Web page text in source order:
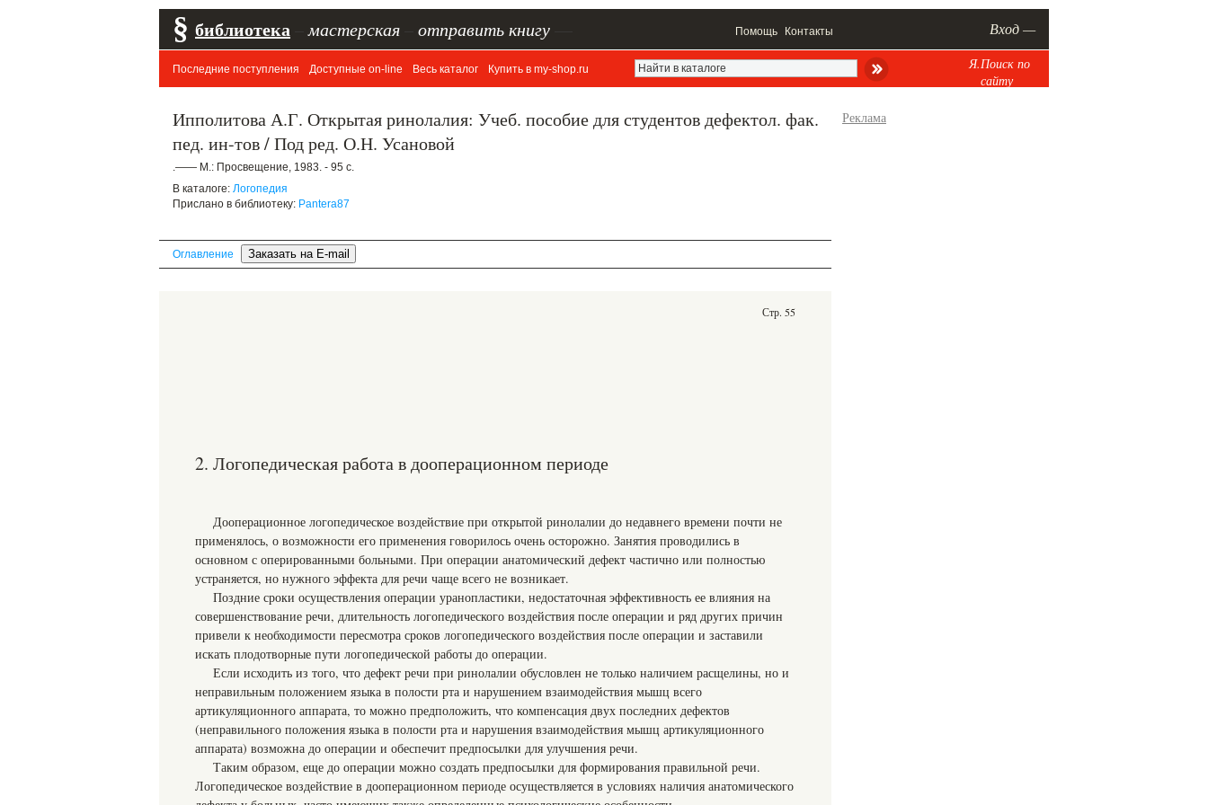
§ библиотека мастерская отправить книгу Помощь Контакты Вход —
Последние поступления Доступные on-line Весь каталог Купить в my-shop.ru
Я.Поиск по
сайту
Ипполитова А.Г. Открытая ринолалия: Учеб. пособие для студентов дефектол. фак.
пед. ин-тов / Под ред. О.Н. Усановой
.—— М.: Просвещение, 1983. - 95 с.
В каталоге: Логопедия
Прислано в библиотеку: Pantera87
Оглавление
Стр. 55
2. Логопедическая работа в дооперационном периоде
Дооперационное логопедическое воздействие при открытой ринолалии до недавнего времени почти не
применялось, о возможности его применения говорилось очень осторожно. Занятия проводились в
основном с оперированными больными. При операции анатомический дефект частично или полностью
устраняется, но нужного эффекта для речи чаще всего не возникает.
Поздние сроки осуществления операции уранопластики, недостаточная эффективность ее влияния на
совершенствование речи, длительность логопедического воздействия после операции и ряд других причин
привели к необходимости пересмотра сроков логопедического воздействия после операции и заставили
искать плодотворные пути логопедической работы до операции.
Если исходить из того, что дефект речи при ринолалии обусловлен не только наличием расщелины, но и
неправильным положением языка в полости рта и нарушением взаимодействия мышц всего
артикуляционного аппарата, то можно предположить, что компенсация двух последних дефектов
(неправильного положения языка в полости рта и нарушения взаимодействия мышц артикуляционного
аппарата) возможна до операции и обеспечит предпосылки для улучшения речи.
Таким образом, еще до операции можно создать предпосылки для формирования правильной речи.
Логопедическое воздействие в дооперационном периоде осуществляется в условиях наличия анатомического
Реклама